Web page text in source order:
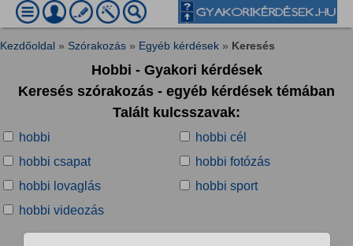
Kezdőoldal » Szórakozás » Egyéb kérdések » Keresés
Hobbi - Gyakori kérdések
Keresés szórakozás - egyéb kérdések témában
Talált kulcsszavak:
hobbi
hobbi cél
hobbi csapat
hobbi fotózás
hobbi lovaglás
hobbi sport
hobbi videozás